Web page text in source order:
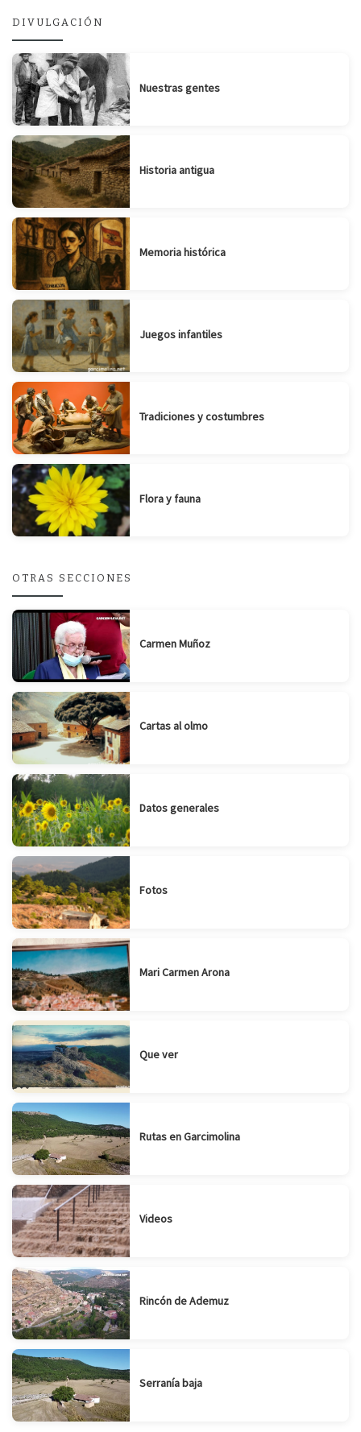
DIVULGACIÓN
Nuestras gentes
Historia antigua
Memoria histórica
Juegos infantiles
Tradiciones y costumbres
Flora y fauna
OTRAS SECCIONES
Carmen Muñoz
Cartas al olmo
Datos generales
Fotos
Mari Carmen Arona
Que ver
Rutas en Garcimolina
Videos
Rincón de Ademuz
Serranía baja